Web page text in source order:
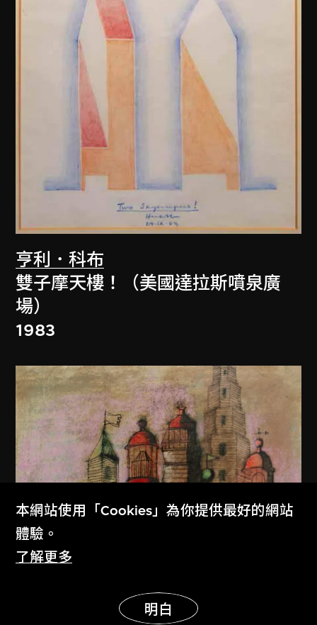
亨利．科布
雙子摩天樓！（美國達拉斯噴泉廣
場）
1983
本網站使用「Cookies」為你提供最好的網站
體驗。
了解更多
明白
展示更多